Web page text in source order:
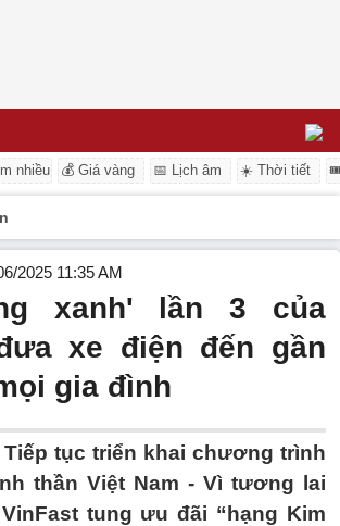
nhiều 💰 Giá vàng 📅 Lịch âm ☀️ Thời tiết
2025 11:35 AM
xanh' lần 3 của
xe điện đến gần
gia đình
Tiếp tục triển khai chương trình
thần Việt Nam - Vì tương lai
tung ưu đãi “hạng Kim